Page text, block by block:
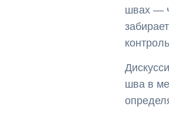
швах —
шва в